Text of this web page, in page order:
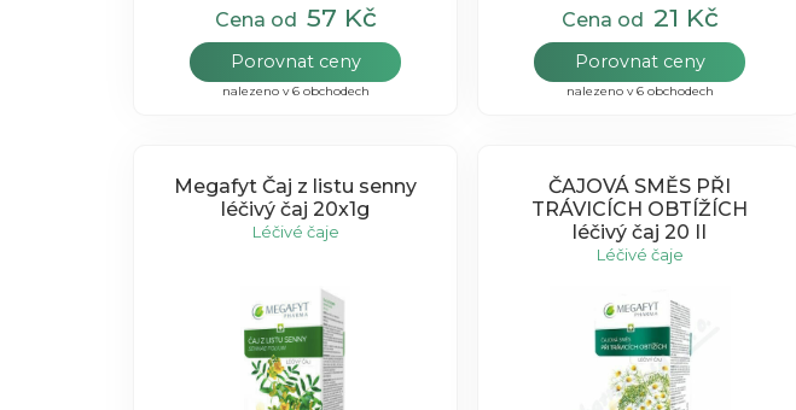
Cena od 57 Kč
Porovnat ceny
nalezeno v 6 obchodech
Cena od 21 Kč
Porovnat ceny
nalezeno v 6 obchodech
Megafyt Čaj z listu senny
léčivý čaj 20x1g
Léčivé čaje
ČAJOVÁ SMĚS PŘI
TRÁVICÍCH OBTÍŽÍCH
léčivý čaj 20 II
Léčivé čaje